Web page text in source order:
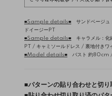
■Sample details■ サンドベージュ
ドイージーPT
■Sample details■ キャラメル：化
PT / キャミソールドレス / 裏地付きワ
■Model details■ バスト 約80cm /
■パターンの貼り合わせと切り